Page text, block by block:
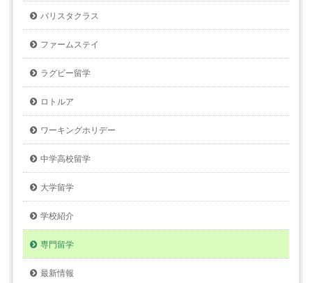
バリスタクラス
ファームステイ
ラグビー留学
ロトルア
ワーキングホリデー
中学高校留学
大学留学
学校紹介
専門留学
最新情報